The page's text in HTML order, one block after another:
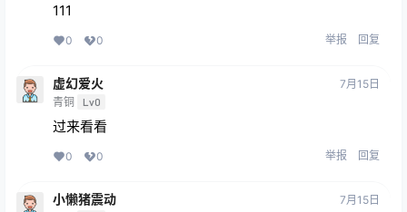
111
0 0 举报 回复
虚幻爱火
青铜 Lv0
7月15日
过来看看
0 0 举报 回复
小懒猪震动 7月15日